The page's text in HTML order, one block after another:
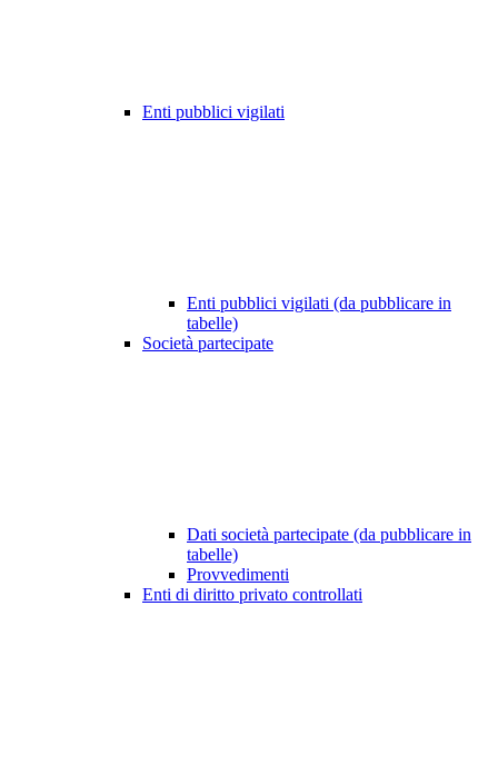
Enti pubblici vigilati
Enti pubblici vigilati (da pubblicare in
tabelle)
Società partecipate
Dati società partecipate (da pubblicare in
tabelle)
Provvedimenti
Enti di diritto privato controllati